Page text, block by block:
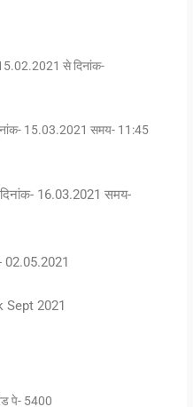
से दिनांक-
15.03.2021 समय- 11:45
दिनांक- 16.03.2021 समय-
02.05.2021
Sept 2021
पे- 5400